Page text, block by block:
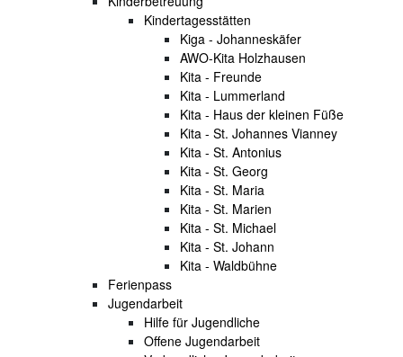
Kindertagesstätten
Kiga - Johanneskäfer
AWO-Kita Holzhausen
Kita - Freunde
Kita - Lummerland
Kita - Haus der kleinen Füße
Kita - St. Johannes Vianney
Kita - St. Antonius
Kita - St. Georg
Kita - St. Maria
Kita - St. Marien
Kita - St. Michael
Kita - St. Johann
Kita - Waldbühne
Ferienpass
Jugendarbeit
Hilfe für Jugendliche
Offene Jugendarbeit